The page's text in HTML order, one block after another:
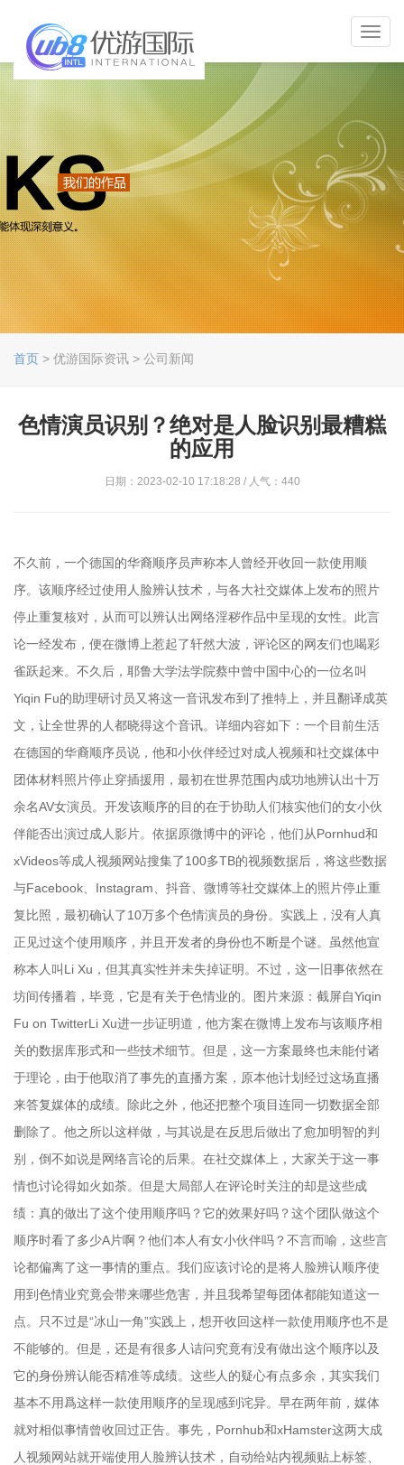
首页 > 优游国际资讯 > 公司新闻
色情演员识别？绝对是人脸识别最糟糕
的应用
日期：2023-02-10 17:18:28 / 人气：440
不久前，一个德国的华裔顺序员声称本人曾经开收回一款使用顺
序。该顺序经过使用人脸辨认技术，与各大社交媒体上发布的照片
停止重复核对，从而可以辨认出网络淫秽作品中呈现的女性。此言
论一经发布，便在微博上惹起了轩然大波，评论区的网友们也喝彩
雀跃起来。不久后，耶鲁大学法学院蔡中曾中国中心的一位名叫
Yiqin Fu的助理研讨员又将这一音讯发布到了推特上，并且翻译成英
文，让全世界的人都晓得这个音讯。详细内容如下：一个目前生活
在德国的华裔顺序员说，他和小伙伴经过对成人视频和社交媒体中
团体材料照片停止穿插援用，最初在世界范围内成功地辨认出十万
余名AV女演员。开发该顺序的目的在于协助人们核实他们的女小伙
伴能否出演过成人影片。依据原微博中的评论，他们从Pornhud和
xVideos等成人视频网站搜集了100多TB的视频数据后，将这些数据
与Facebook、Instagram、抖音、微博等社交媒体上的照片停止重
复比照，最初确认了10万多个色情演员的身份。实践上，没有人真
正见过这个使用顺序，并且开发者的身份也不断是个谜。虽然他宣
称本人叫Li Xu，但其真实性并未失掉证明。不过，这一旧事依然在
坊间传播着，毕竟，它是有关于色情业的。图片来源：截屏自Yiqin
Fu on TwitterLi Xu进一步证明道，他方案在微博上发布与该顺序相
关的数据库形式和一些技术细节。但是，这一方案最终也未能付诸
于理论，由于他取消了事先的直播方案，原本他计划经过这场直播
来答复媒体的成绩。除此之外，他还把整个项目连同一切数据全部
删除了。他之所以这样做，与其说是在反思后做出了愈加明智的判
别，倒不如说是网络言论的后果。在社交媒体上，大家关于这一事
情也讨论得如火如荼。但是大局部人在评论时关注的却是这些成
绩：真的做出了这个使用顺序吗？它的效果好吗？这个团队做这个
顺序时看了多少A片啊？他们本人有女小伙伴吗？不言而喻，这些言
论都偏离了这一事情的重点。我们应该讨论的是将人脸辨认顺序使
用到色情业究竟会带来哪些危害，并且我希望每团体都能知道这一
点。只不过是“冰山一角”实践上，想开收回这样一款使用顺序也不是
不能够的。但是，还是有很多人诘问究竟有没有做出这个顺序以及
它的身份辨认能否精准等成绩。这些人的疑心有点多余，其实我们
基本不用爲这样一款使用顺序的呈现感到诧异。早在两年前，媒体
就对相似事情曾收回过正告。事先，Pornhub和xHamster这两大成
人视频网站就开端使用人脸辨认技术，自动给站内视频贴上标签、